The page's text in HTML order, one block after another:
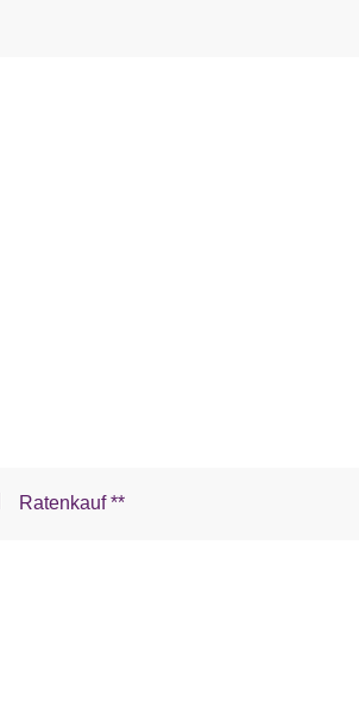
Ratenkauf **